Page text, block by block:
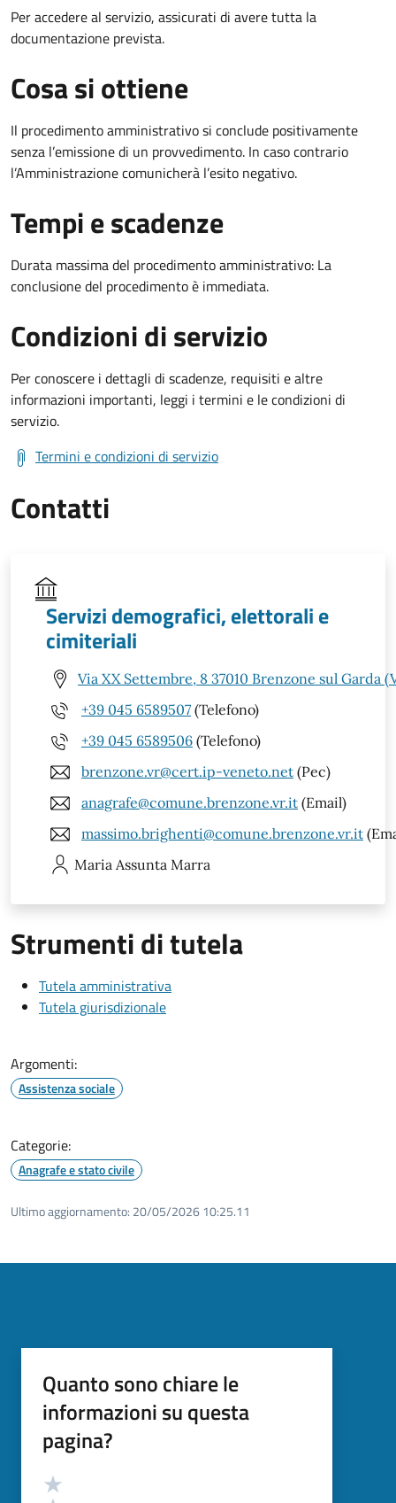
Per accedere al servizio, assicurati di avere tutta la
documentazione prevista.
Cosa si ottiene
Il procedimento amministrativo si conclude positivamente
senza l’emissione di un provvedimento. In caso contrario
l’Amministrazione comunicherà l’esito negativo.
Tempi e scadenze
Durata massima del procedimento amministrativo: La
conclusione del procedimento è immediata.
Condizioni di servizio
Per conoscere i dettagli di scadenze, requisiti e altre
informazioni importanti, leggi i termini e le condizioni di
servizio.
Termini e condizioni di servizio
Contatti
Servizi demografici, elettorali e
cimiteriali
Via XX Settembre, 8 37010 Brenzone sul Garda
+39 045 6589507 (Telefono)
+39 045 6589506 (Telefono)
brenzone.vr@cert.ip-veneto.net (Pec)
anagrafe@comune.brenzone.vr.it (Email)
massimo.brighenti@comune.brenzone.vr.it
Maria Assunta Marra
Strumenti di tutela
Tutela amministrativa
Tutela giurisdizionale
Argomenti:
Assistenza sociale
Categorie:
Anagrafe e stato civile
Ultimo aggiornamento: 20/05/2026 10:25.11
Quanto sono chiare le
informazioni su questa
pagina?
Valutazione